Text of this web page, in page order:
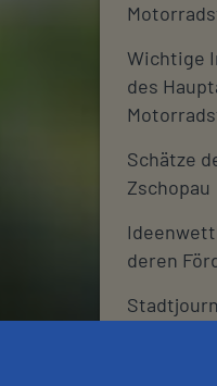
Wichtige
des
Schätze
Zschopau
deren